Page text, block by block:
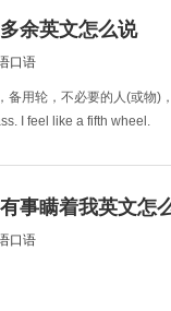
余英文怎么说
口语
备用轮，不必要的人(或物)
I feel like a fifth wheel.
事瞒着我英文怎
口语